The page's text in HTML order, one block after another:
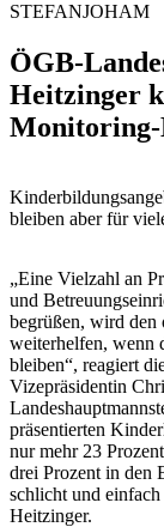
STEFANJOHAM
ÖGB-
Heitzinger
bleiben aber für
„Eine Vielzahl an
und
begrüßen, wird den
weiterhelfen, wenn
bleiben“, reagiert
Vizepräsidentin
präsentierten
nur mehr 23
drei Prozent in den
schlicht und
Heitzinger.